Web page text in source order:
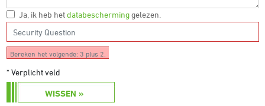
Ja, ik heb hetdatabescherminggelezen.
Bereken het volgende: 3 plus 2.
* Verplicht veld
WISSEN »